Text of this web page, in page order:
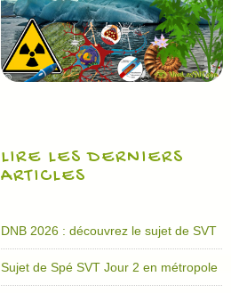
LIRE LES DERNIERS
ARTICLES
DNB 2026 : découvrez le sujet de SVT
Sujet de Spé SVT Jour 2 en métropole